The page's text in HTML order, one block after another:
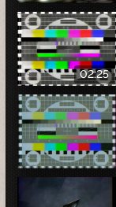
02:25